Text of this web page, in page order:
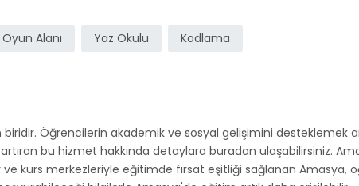
Oyun Alanı Yaz Okulu Kodlama
Öğrencilerin akademik ve sosyal gelişimini desteklemek
bu hizmet hakkında detaylara buradan ulaşabilirsiniz.
ve kurs merkezleriyle eğitimde fırsat eşitliği sağlanan Amasya,